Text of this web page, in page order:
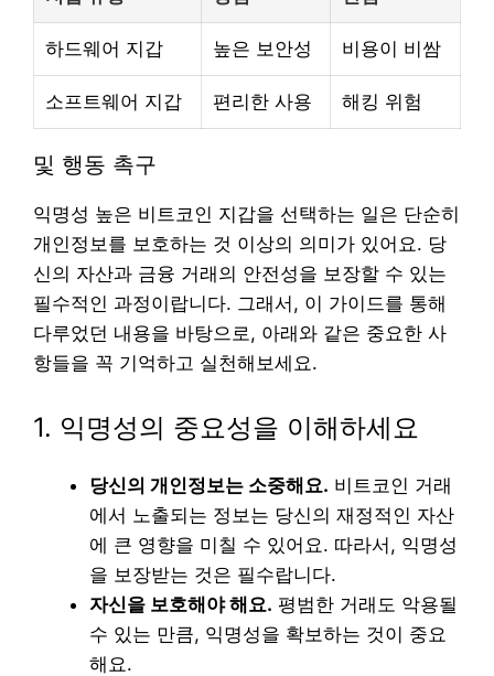
하드웨어 지갑 높은 보안성 비용이 비쌈
소프트웨어 지갑 편리한 사용 해킹 위험
및 행동 촉구
익명성 높은 비트코인 지갑을 선택하는 일은 단순히
개인정보를 보호하는 것 이상의 의미가 있어요. 당
신의 자산과 금융 거래의 안전성을 보장할 수 있는
필수적인 과정이랍니다. 그래서, 이 가이드를 통해
다루었던 내용을 바탕으로, 아래와 같은 중요한 사
항들을 꼭 기억하고 실천해보세요.
1. 익명성의 중요성을 이해하세요
당신의 개인정보는 소중해요. 비트코인 거래
에서 노출되는 정보는 당신의 재정적인 자산
에 큰 영향을 미칠 수 있어요. 따라서, 익명성
을 보장받는 것은 필수랍니다.
자신을 보호해야 해요. 평범한 거래도 악용될
수 있는 만큼, 익명성을 확보하는 것이 중요
해요.